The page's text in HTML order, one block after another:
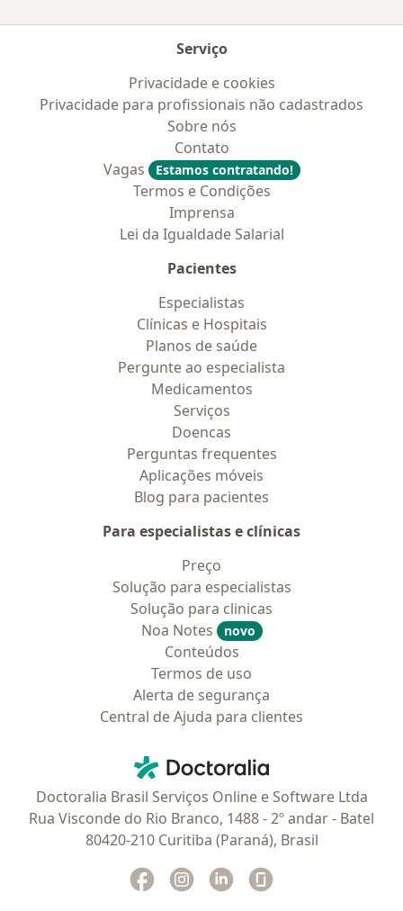
Serviço
Privacidade e cookies
Privacidade para profissionais não cadastrados
Sobre nós
Contato
Vagas
Estamos contratando!
Termos e Condições
Imprensa
Lei da Igualdade Salarial
Pacientes
Especialistas
Clínicas e Hospitais
Planos de saúde
Pergunte ao especialista
Medicamentos
Serviços
Doencas
Perguntas frequentes
Aplicações móveis
Blog para pacientes
Para especialistas e clínicas
Preço
Solução para especialistas
Solução para clinicas
Noa Notes
novo
Conteúdos
Termos de uso
Alerta de segurança
Central de Ajuda para clientes
Doctoralia - Homepage
Doctoralia Brasil Serviços Online e Software Ltda
Rua Visconde do Rio Branco, 1488 - 2º andar - Batel
80420-210 Curitiba (Paraná), Brasil
Facebook
abre num novo separador
Instagram
abre num novo separador
Linkedin
abre num novo